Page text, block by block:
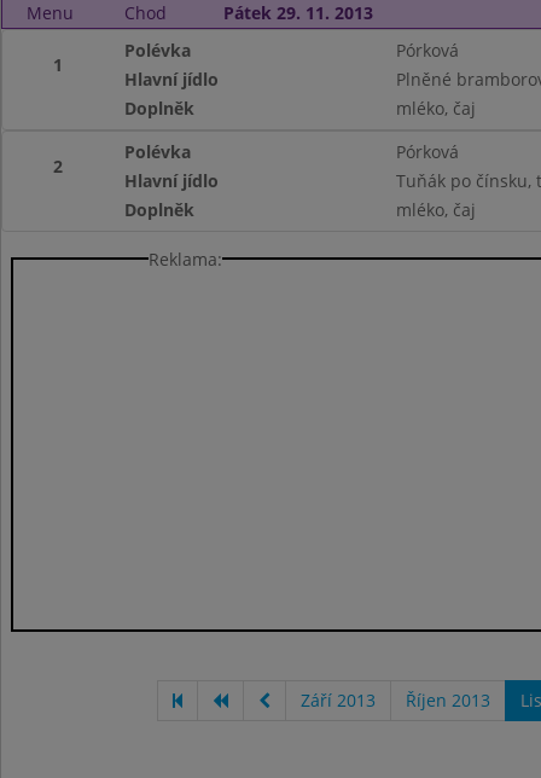
Menu
Chod Pátek 29. 11. 2013
1
Polévka
Pórková
Hlavní jídlo
Plněné
Doplněk
mléko, čaj
2
Polévka
Pórková
Hlavní jídlo
Tuňák po čínsku,
Doplněk
mléko, čaj
Reklama:
Září 2013 Říjen 2013